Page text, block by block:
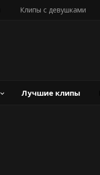
Клипы с девушками
Лучшие клипы